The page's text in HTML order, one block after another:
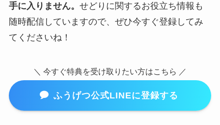
手に入りません。 せどりに関するお役立ち情報も
随時配信していますので、ぜひ今すぐ登録してみ
てくださいね！
＼ 今すぐ特典を受け取りたい方はこちら ／
ふうげつ公式LINEに登録する